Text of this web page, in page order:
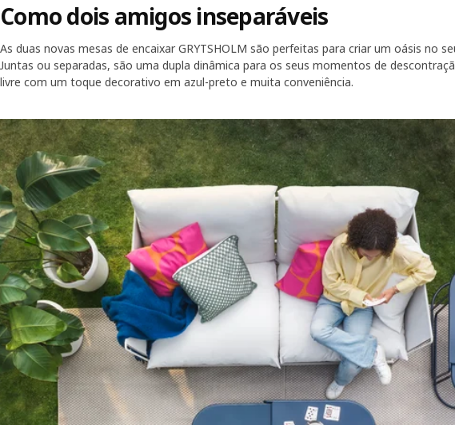
Como dois amigos inseparáveis
As duas novas mesas de encaixar GRYTSHOLM são perfeitas para criar um oásis no
Juntas ou separadas, são uma dupla dinâmica para os seus momentos de
livre com um toque decorativo em azul-preto e muita conveniência.
Skip listing